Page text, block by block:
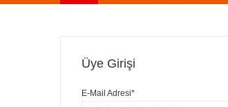
Üye Girişi
E-Mail Adresi*